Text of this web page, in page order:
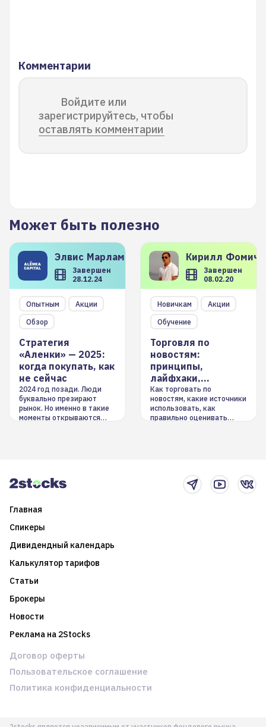
Комментарии
Войдите или
зарегистрируйтесь, чтобы
оставлять комментарии
Может быть полезно
Элвис Марламов
Завершен
28.12.24
Опытным
Акции
Обзор
Стратегия
«Аленки» — 2025:
когда покупать, как
не сейчас
2024 год позади. Люди
буквально презирают
рынок. Но именно в такие
моменты открываются
Кирилл
Завершен
08.02.20
Новичкам
Акции
Обучение
Торговля по
новостям:
принципы,
лайфхаки,
инструменты
Как торговать по
новостям, какие источники
использовать, как
правильно оценивать
Главная
Спикеры
Дивидендный календарь
Калькулятор тарифов
Статьи
Брокеры
Новости
Реклама на 2Stocks
Договор оферты
Пользовательское соглашение
Политика конфиденциальности